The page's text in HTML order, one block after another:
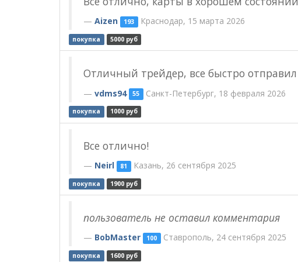
Aizen 193 Краснодар, 15 марта 2026
покупка 5000 руб
Отличный трейдер, все быстро отправил
vdms94 55 Санкт-Петербург, 18 февраля 2026
покупка 1000 руб
Все отлично!
Neirl 81 Казань, 26 сентября 2025
покупка 1900 руб
пользователь не оставил комментария
BobMaster 100 Ставрополь, 24 сентября 2025
покупка 1600 руб